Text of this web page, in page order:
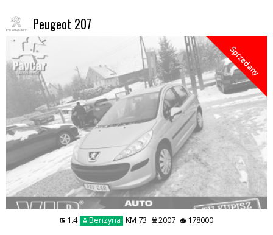
Peugeot 207
Sprzedany
1.4 Benzyna KM 73 2007 178000